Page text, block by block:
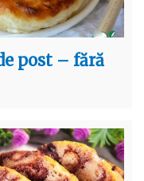
post – fără